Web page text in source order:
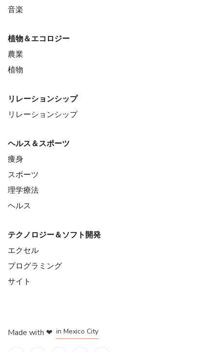
音楽
植物＆エコロジー
農業
植物
リレーションシップ
リレーションシップ
ヘルス＆スポーツ
痩身
スポーツ
理学療法
ヘルス
テクノロジー＆ソフト開発
エクセル
プログラミング
サイト
Made with ❤ in Mexico City